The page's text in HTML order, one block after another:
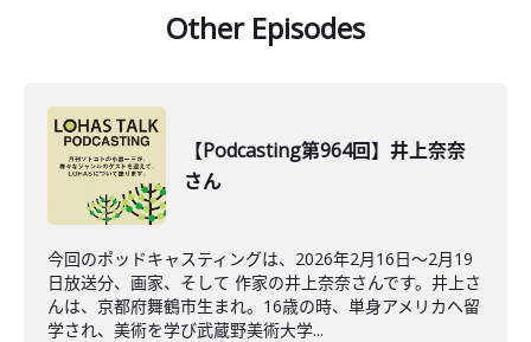
Other Episodes
【Podcasting第964回】井上奈奈
さん
今回のポッドキャスティングは、2026年2月16日〜2月19
日放送分、画家、そして 作家の井上奈奈さんです。井上さ
んは、京都府舞鶴市生まれ。16歳の時、単身アメリカへ留
学され、美術を学び武蔵野美術大学...